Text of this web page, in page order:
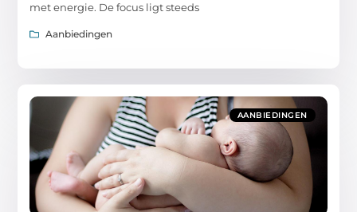
met energie. De focus ligt steeds
Aanbiedingen
AANBIEDINGEN